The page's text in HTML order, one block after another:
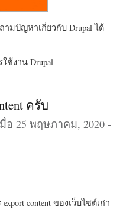
มปัญหาเกี่ยวกับ Drupal ได้
ช้งาน Drupal
ครับ
อ 25 พฤษภาคม, 2020 -
content ของเว็บไซต์เก่า